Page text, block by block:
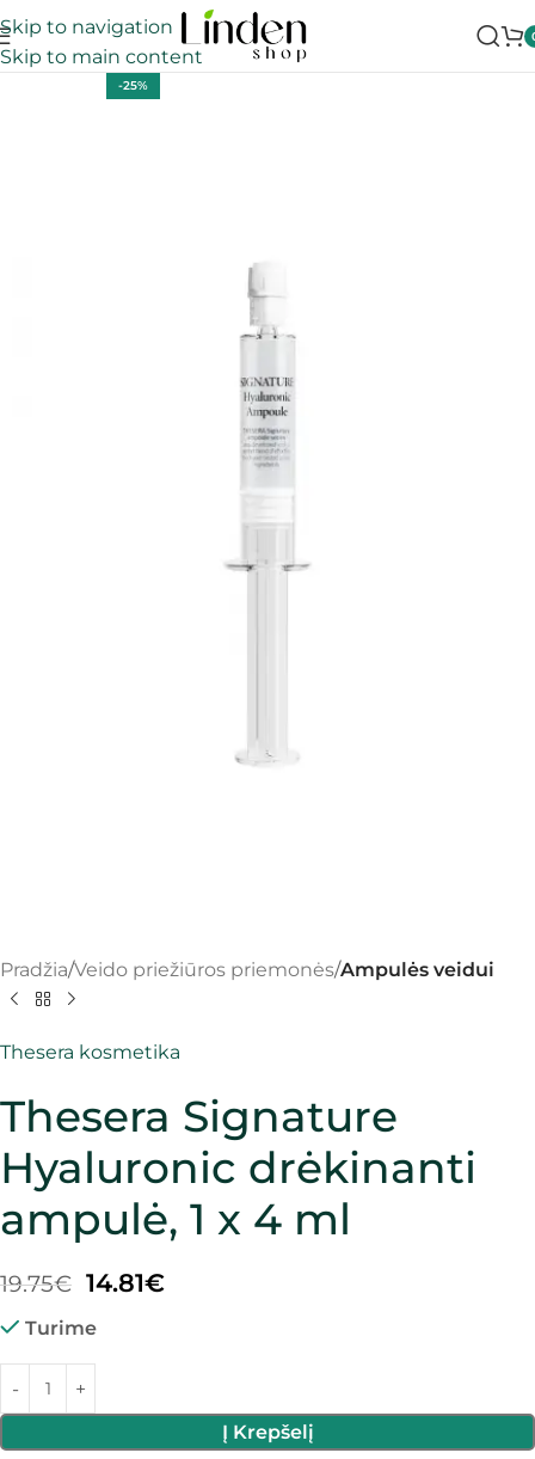
Skip to navigation
Skip to main content
-25%
Pradžia Veido priežiūros priemonės Ampulės veidui
Thesera kosmetika
Thesera Signature
Hyaluronic drėkinanti
ampulė, 1 x 4 ml
19.75€ 14.81€
Turime
Į Krepšelį